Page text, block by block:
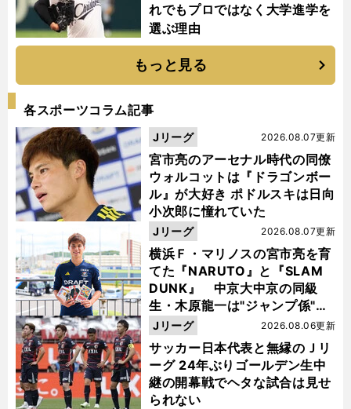
れでもプロではなく大学進学を
選ぶ理由
もっと見る
各スポーツコラム記事
宮市亮のアーセナル時代の同僚
ウォルコットは『ドラゴンボー
ル』が大好き ポドルスキは日向
小次郎に憧れていた
2026.08.07更新
Jリーグ
横浜Ｆ・マリノスの宮市亮を育
てた『NARUTO』と『SLAM
DUNK』 中京大中京の同級
生・木原龍一は"ジャンプ係"だ
った
2026.08.07更新
Jリーグ
サッカー日本代表と無縁のＪリ
ーグ 24年ぶりゴールデン生中
継の開幕戦でヘタな試合は見せ
られない
2026.08.06更新
Jリーグ